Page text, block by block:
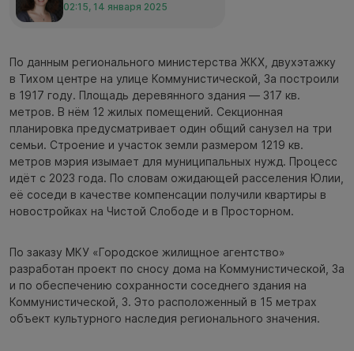
02:15, 14 января 2025
По данным регионального министерства ЖКХ, двухэтажку
в Тихом центре на улице Коммунистической, 3а построили
в 1917 году. Площадь деревянного здания — 317 кв.
метров. В нём 12 жилых помещений. Секционная
планировка предусматривает один общий санузел на три
семьи. Строение и участок земли размером 1219 кв.
метров мэрия изымает для муниципальных нужд. Процесс
идёт с 2023 года. По словам ожидающей расселения Юлии,
её соседи в качестве компенсации получили квартиры в
новостройках на Чистой Слободе и в Просторном.
По заказу МКУ «Городское жилищное агентство»
разработан проект по сносу дома на Коммунистической, 3а
и по обеспечению сохранности соседнего здания на
Коммунистической, 3. Это расположенный в 15 метрах
объект культурного наследия регионального значения.